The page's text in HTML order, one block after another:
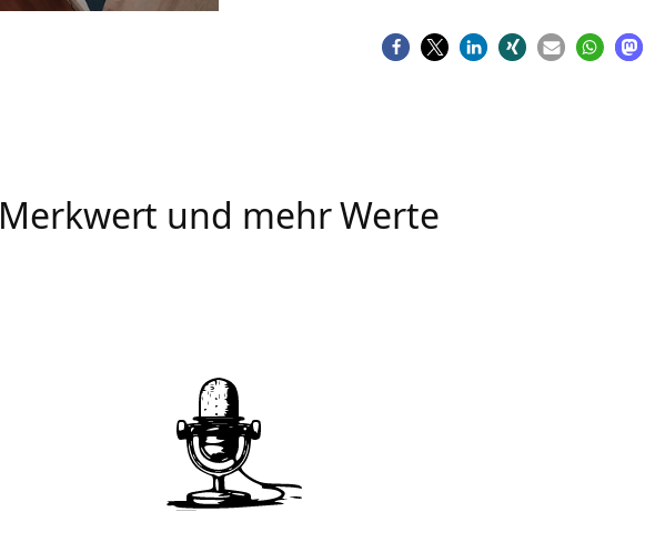
Merkwert und mehr Werte